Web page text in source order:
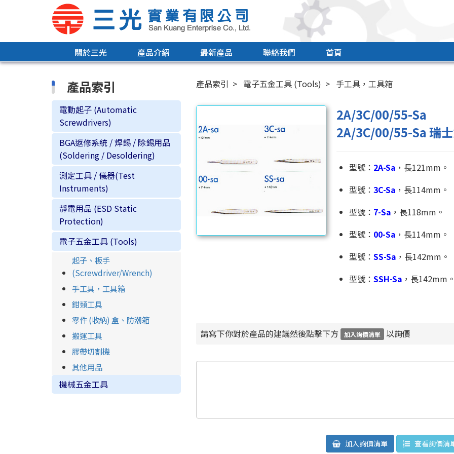
關於三光 產品介紹 最新產品 聯絡我們 首頁
產品索引
電動起子 (Automatic
Screwdrivers)
BGA返修系統 / 焊錫 / 除錫用品
(Soldering / Desoldering)
測定工具 / 儀器(Test
Instruments)
靜電用品 (ESD Static
Protection)
電子五金工具 (Tools)
起子、板手
(Screwdriver/Wrench)
手工具，工具箱
鉗類工具
零件 (收納) 盒、防潮箱
搬運工具
膠帶切割機
其他用品
機械五金工具
產品索引 電子五金工具 (Tools) 手工具，工具箱
2A/3C/00/55-Sa
2A/3C/00/55-Sa 瑞
型號： 2A-Sa ，長121mm。
型號： 3C-Sa ，長114mm。
型號： 7-Sa ，長118mm。
型號： 00-Sa ，長114mm。
型號： SS-Sa ，長142mm。
型號： SSH-Sa ，長142mm
請寫下你對於產品的建議然後點擊下方 加入詢價清單 以詢價
加入詢價清單 查看詢價清